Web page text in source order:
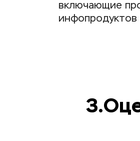
включающие
инфопродуктов